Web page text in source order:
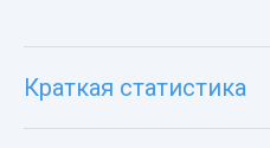
Краткая статистика